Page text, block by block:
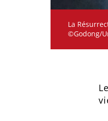
©Godong/